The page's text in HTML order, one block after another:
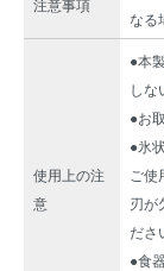
なる
使用上の注
意
●本
しな
●お
●氷
ご使
刃が
ださ
●食